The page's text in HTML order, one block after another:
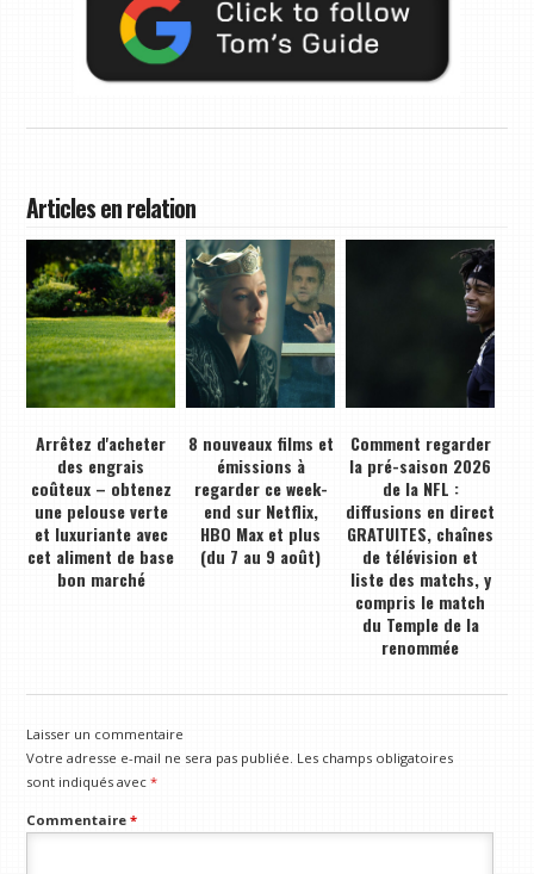
Articles en relation
Arrêtez d'acheter
des engrais
coûteux – obtenez
une pelouse verte
et luxuriante avec
cet aliment de base
bon marché
8 nouveaux films et
émissions à
regarder ce week-
end sur Netflix,
HBO Max et plus
(du 7 au 9 août)
Comment regarder
la pré-saison 2026
de la NFL :
diffusions en direct
GRATUITES, chaînes
de télévision et
liste des matchs, y
compris le match
du Temple de la
renommée
Laisser un commentaire
Votre adresse e-mail ne sera pas publiée. Les champs obligatoires
sont indiqués avec*
Commentaire*